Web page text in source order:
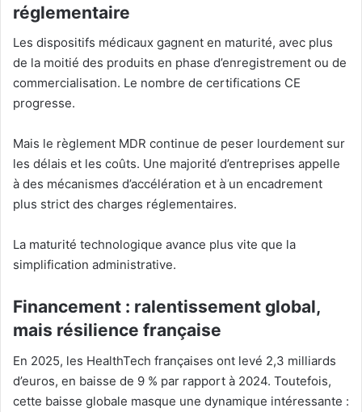
réglementaire
Les dispositifs médicaux gagnent en maturité, avec plus
de la moitié des produits en phase d’enregistrement ou de
commercialisation. Le nombre de certifications CE
progresse.
Mais le règlement MDR continue de peser lourdement sur
les délais et les coûts. Une majorité d’entreprises appelle
à des mécanismes d’accélération et à un encadrement
plus strict des charges réglementaires.
La maturité technologique avance plus vite que la
simplification administrative.
Financement : ralentissement global,
mais résilience française
En 2025, les HealthTech françaises ont levé 2,3 milliards
d’euros, en baisse de 9 % par rapport à 2024. Toutefois,
cette baisse globale masque une dynamique intéressante :